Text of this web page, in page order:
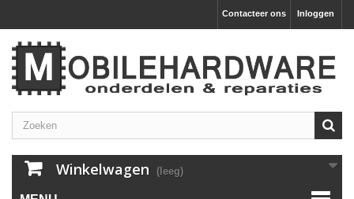
Inloggen
Contacteer ons
Winkelwagen (leeg)